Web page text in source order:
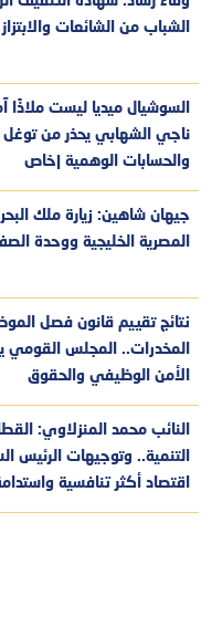
الشباب من الشائعات
السوشيال ميديا ليست ملاذًا
ناجي الشهابي يحذر من توغل
والحسابات الوهمية |خاص
جيهان شاهين: زيارة ملك
المصرية الخليجية ووحدة
نتائج تقييم قانون فصل
المخدرات.. المجلس القومي
الأمن الوظيفي والحقوق
النائب محمد المنزلاوي:
التنمية.. وتوجيهات الرئيس
اقتصاد أكثر تنافسية